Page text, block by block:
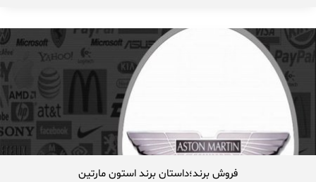
فروش برند؛داستان برند استون مارتین